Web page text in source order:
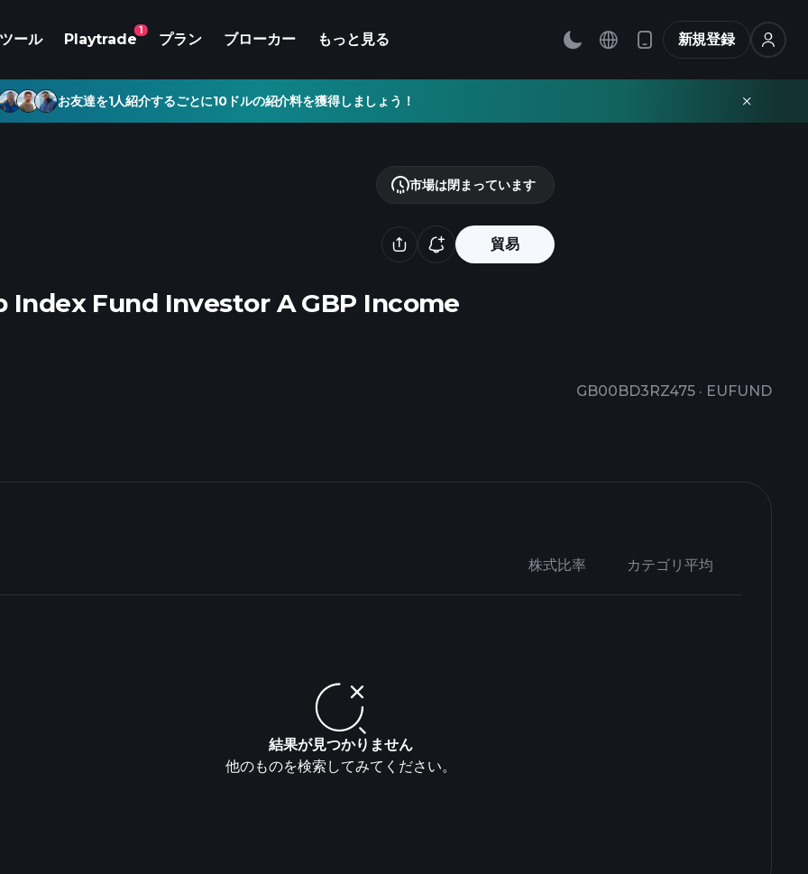
ツール Playtrade
1
プラン ブローカー もっと見る 新規登録
お友達を1人紹介するごとに10ドルの紹介料を獲得しましょう！
貿易
Index Fund Investor A GBP Income
GB00BD3RZ475 · EUFUND
市場は閉まっています
株式比率 カテゴリ平均
結果が見つかりません
他のものを検索してみてください。